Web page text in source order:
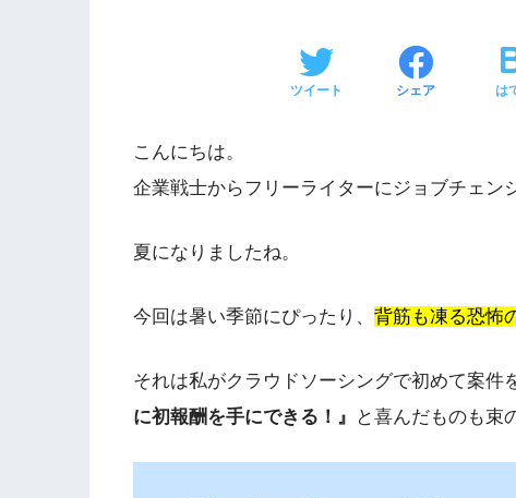
ツイート シェア は
こんにちは。
企業戦士からフリーライターにジョブチェン
夏になりましたね。
今回は暑い季節にぴったり、 背筋も凍る恐怖
それは私がクラウドソーシングで初めて案件
に初報酬を手にできる！』
と喜んだものも束